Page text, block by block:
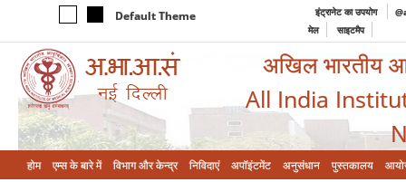
Default Theme इंट्रानेट का उपयोग
मेल
साइटमैप
अखिल भारतीय
All India
होम एम्‍स के बारे में विभाग और केन्‍द्र निविदाएं अपॉइंटमेंट अनुसंधान पुस्तकालय